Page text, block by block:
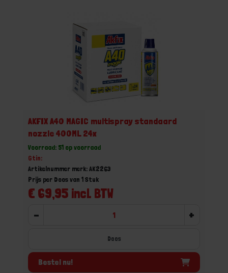
AKFIX A40 MAGIC multispray standaard
nozzle 400ML 24x
Voorraad: 51 op voorraad
Gtin:
Artikelnummer merk: AK2263
€ 69,95 incl. BTW
Prijs per Doos van 1 Stuk
- +
Doos
Bestel nu!